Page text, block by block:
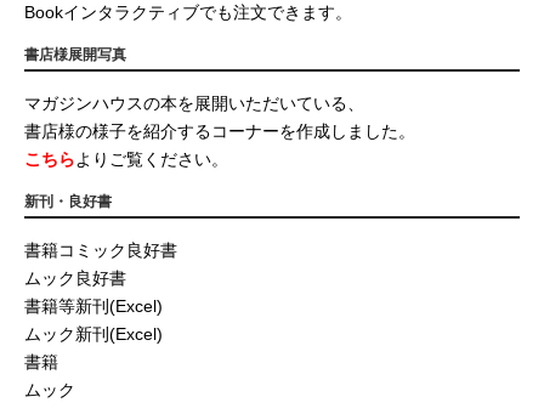
Bookインタラクティブでも注文できます。
書店様展開写真
マガジンハウスの本を展開いただいている、
書店様の様子を紹介するコーナーを作成しました。
こちらよりご覧ください。
新刊・良好書
書籍コミック良好書
ムック良好書
書籍等新刊(Excel)
ムック新刊(Excel)
書籍
ムック